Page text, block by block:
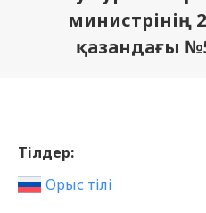
министрінің
қазандағы
Тілдер:
Орыс тілі